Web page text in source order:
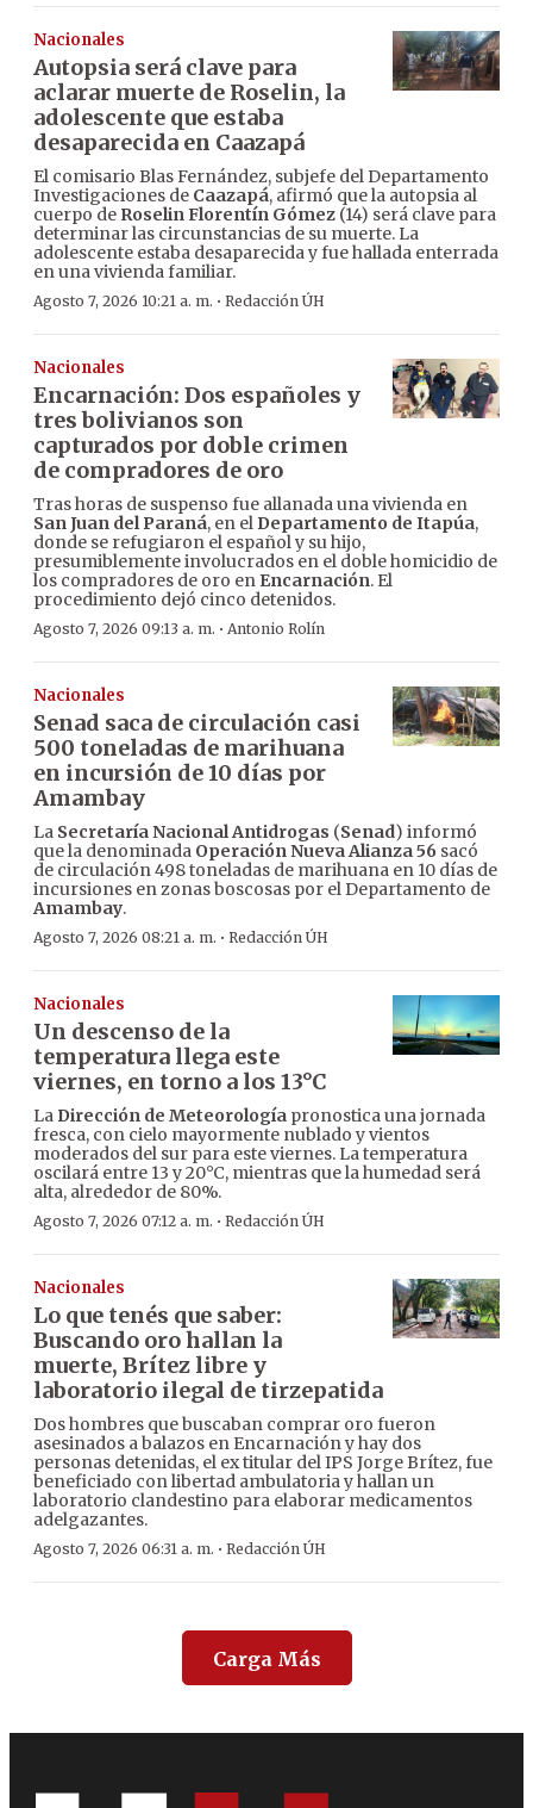
Nacionales
Autopsia será clave para
aclarar muerte de Roselin, la
adolescente que estaba
desaparecida en Caazapá
El comisario Blas Fernández, subjefe del Departamento
Investigaciones de Caazapá, afirmó que la autopsia al
cuerpo de Roselin Florentín Gómez (14) será clave para
determinar las circunstancias de su muerte. La
adolescente estaba desaparecida y fue hallada enterrada
en una vivienda familiar.
Agosto 7, 2026 10:21 a. m. · Redacción ÚH
Nacionales
Encarnación: Dos españoles y
tres bolivianos son
capturados por doble crimen
de compradores de oro
Tras horas de suspenso fue allanada una vivienda en
San Juan del Paraná, en el Departamento de Itapúa,
donde se refugiaron el español y su hijo,
presumiblemente involucrados en el doble homicidio de
los compradores de oro en Encarnación. El
procedimiento dejó cinco detenidos.
Agosto 7, 2026 09:13 a. m. · Antonio Rolín
Nacionales
Senad saca de circulación casi
500 toneladas de marihuana
en incursión de 10 días por
Amambay
La Secretaría Nacional Antidrogas (Senad) informó
que la denominada Operación Nueva Alianza 56 sacó
de circulación 498 toneladas de marihuana en 10 días de
incursiones en zonas boscosas por el Departamento de
Amambay.
Agosto 7, 2026 08:21 a. m. · Redacción ÚH
Nacionales
Un descenso de la
temperatura llega este
viernes, en torno a los 13°C
La Dirección de Meteorología pronostica una jornada
fresca, con cielo mayormente nublado y vientos
moderados del sur para este viernes. La temperatura
oscilará entre 13 y 20°C, mientras que la humedad será
alta, alrededor de 80%.
Agosto 7, 2026 07:12 a. m. · Redacción ÚH
Nacionales
Lo que tenés que saber:
Buscando oro hallan la
muerte, Brítez libre y
laboratorio ilegal de tirzepatida
Dos hombres que buscaban comprar oro fueron
asesinados a balazos en Encarnación y hay dos
personas detenidas, el ex titular del IPS Jorge Brítez, fue
beneficiado con libertad ambulatoria y hallan un
laboratorio clandestino para elaborar medicamentos
adelgazantes.
Agosto 7, 2026 06:31 a. m. · Redacción ÚH
Carga Más